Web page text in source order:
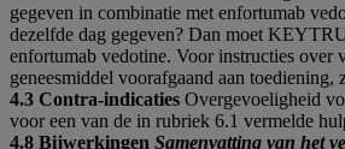
gegeven in combinatie met enfortumab
dezelfde dag gegeven? Dan moet
enfortumab vedotine. Voor instructies over
geneesmiddel voorafgaand aan toediening,
4.3 Contra‑indicaties Overgevoeligheid
voor een van de in rubriek 6.1 vermelde
4.8 Bijwerkingen Samenvatting van het